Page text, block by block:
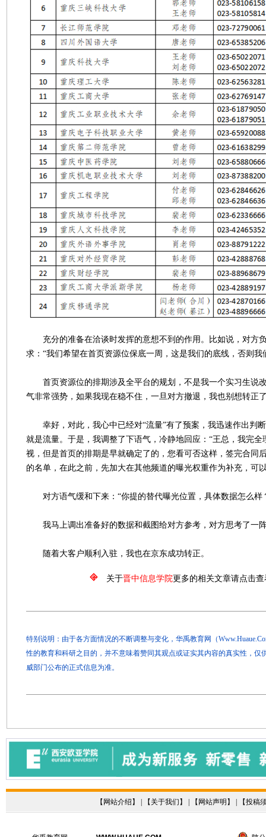
充分的准备在洽谈时发挥的意想不到的作用。比如说，对方
求：“我们希望在首页资源位保底一周，这是我们的底线，否则我
首页资源位的排期涉及全平台的规划，不是我一个实习生说
气非常强势，如果我现在稳不住，一旦对方撤退，我也别想转正
幸好，对此，我心中已经对“流量”有了预案，我迅速作出判
就是流量。于是，我调整了下语气，冷静地回应：“王总，我完全
视，但是首页的排期是早就确定了的，您看可否这样，签完合同
的名单，在此之前，先加大在其他频道的曝光权重作为补充，可
对方语气缓和下来：“你提的替代曝光位置，具体数据怎么样
我马上调出准备好的数据和截图给对方参考，对方思考了一
随着大客户顺利入驻，我也在京东成功转正。
关于晋中信息学院更多的相关文章请点击查
特别说明：由于各方面情况的不断调整与变化，华禹教育网（
性的教育和科研之目的，并不意味着赞同其观点或证实其内容的真实性，仅
威部门公布的正式信息为准。
【 网站介绍 】 | 【 关于我们 】 | 【 网站声明 】 | 【投稿